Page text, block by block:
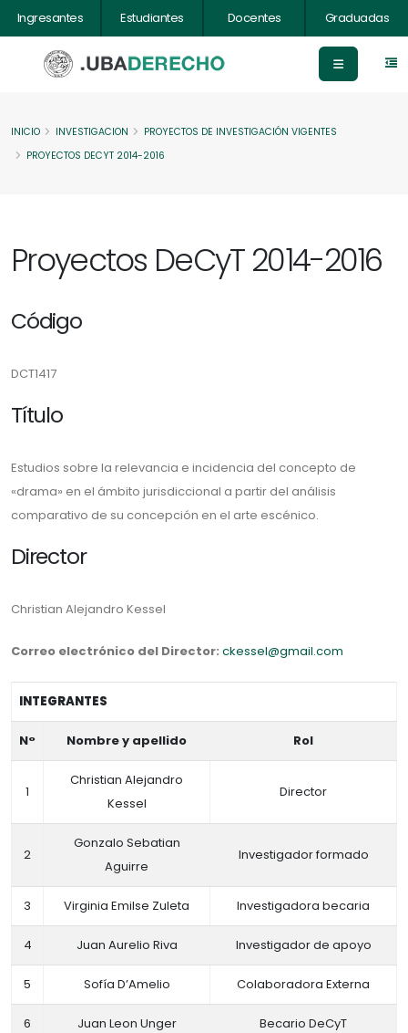
Ingresantes Estudiantes Docentes Graduadas
INICIO INVESTIGACION
PROYECTOS DE INVESTIGACIÓN VIGENTES
PROYECTOS DECYT 2014-2016
Proyectos DeCyT 2014-2016
Código
DCT1417
Título
Estudios sobre la relevancia e incidencia del concepto de
«drama» en el ámbito jurisdiccional a partir del análisis
comparativo de su concepción en el arte escénico.
Director
Christian Alejandro Kessel
Correo electrónico del Director: ckessel@gmail.com
INTEGRANTES
N° Nombre y apellido Rol
1
Christian Alejandro
Kessel
Director
2
Gonzalo Sebatian
Aguirre
Investigador formado
3 Virginia Emilse Zuleta Investigadora becaria
4 Juan Aurelio Riva Investigador de apoyo
5 Sofía D’Amelio Colaboradora Externa
6 Juan Leon Unger Becario DeCyT